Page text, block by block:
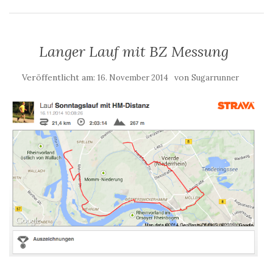
Langer Lauf mit BZ Messung
Veröffentlicht am: 16. November 2014 von Sugarrunner